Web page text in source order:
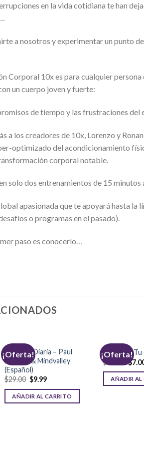
en la vida cotidiana te han
a nosotros y experimentar un punto
Corporal 10x es para cualquier
un cuerpo joven y fuerte:
de tiempo y las frustraciones
a los creadores de 10x, Lorenzo y
optimizado del acondicionamiento
corporal notable.
solo dos entrenamientos de 15 minutos
apasionada que te apoyará hasta la
o programas en el pasado).
paso es conocerlo…
¡Oferta!
Felicidad Diaria – Paul
Mcenna & Mindvalley
(Español)
$29.00 $9.99
AÑADIR AL CARRITO
¡Oferta!
Controla Tu
$
$
AÑADIR AL